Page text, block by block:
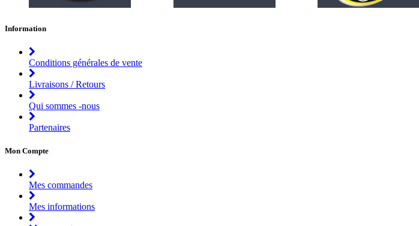
Information
Conditions générales de vente
Livraisons / Retours
Qui sommes -nous
Partenaires
Mon Compte
Mes commandes
Mes informations